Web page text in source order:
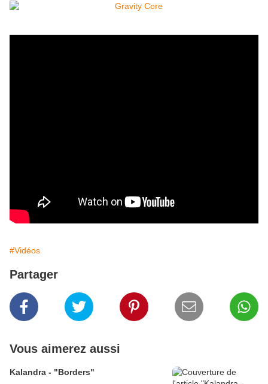
#Vidéos
Partager
Vous aimerez aussi
Kalandra - "Borders"